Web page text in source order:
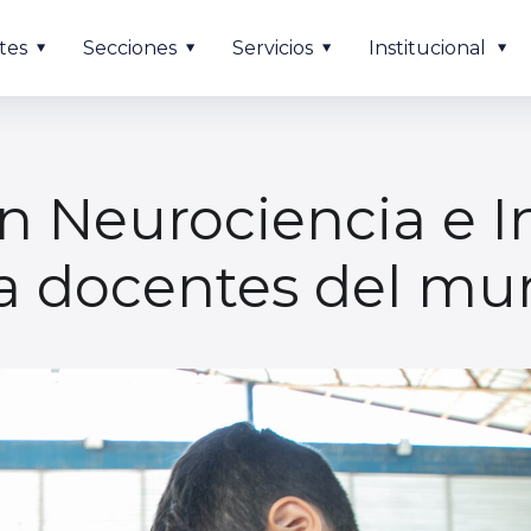
Secciones Servicios Institucional
Neurociencia e
docentes del